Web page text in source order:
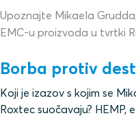
Upoznajte Mikaela
EMC-u proizvoda u tvrtki
Borba protiv
Koji je izazov s kojim se
Roxtec suočavaju? HEMP,